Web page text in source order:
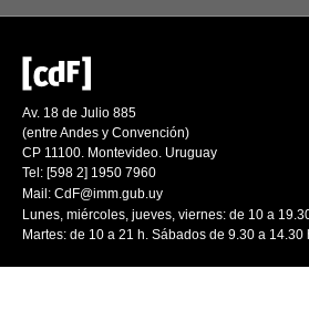
Av. 18 de Julio 885
(entre Andes y Convención)
CP 11100. Montevideo. Uruguay
Tel: [598 2] 1950 7960
Mail: CdF@imm.gub.uy
Lunes, miércoles, jueves, viernes: de 10 a
Martes: de 10 a 21 h. Sábados de 9.30 a 14.30